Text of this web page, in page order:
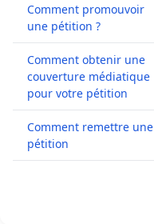
Comment promouvoir
une pétition ?
Comment obtenir une
couverture médiatique
pour votre pétition
Comment remettre une
pétition